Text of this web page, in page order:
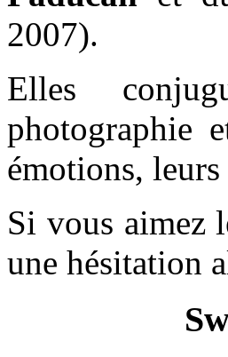
2007).
Elles
photographie
émotions,
Si vous aimez
une hésitation